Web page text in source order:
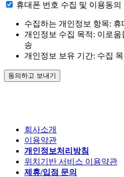
휴대폰 번호 수집 및 이용동의
수집하는 개인정보 항목: 휴
개인정보 수집 목적: 이로
송
개인정보 보유 기간: 수집
동의하고 보내기
회사소개
이용약관
개인정보처리방침
위치기반 서비스 이용약관
제휴/입점 문의